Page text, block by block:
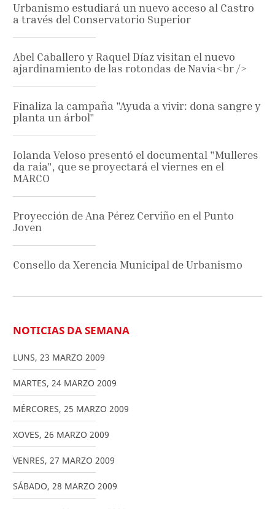
Urbanismo estudiará un nuevo acceso al Castro
a través del Conservatorio Superior
Abel Caballero y Raquel Díaz visitan el nuevo
ajardinamiento de las rotondas de Navia<br />
Finaliza la campaña "Ayuda a vivir: dona sangre y
planta un árbol"
Iolanda Veloso presentó el documental "Mulleres
da raia", que se proyectará el viernes en el
MARCO
Proyección de Ana Pérez Cerviño en el Punto
Joven
Consello da Xerencia Municipal de Urbanismo
NOTICIAS DA SEMANA
LUNS, 23 MARZO 2009
MARTES, 24 MARZO 2009
MÉRCORES, 25 MARZO 2009
XOVES, 26 MARZO 2009
VENRES, 27 MARZO 2009
SÁBADO, 28 MARZO 2009